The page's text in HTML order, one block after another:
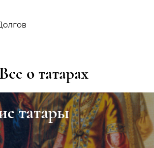
Все о татарах
татары